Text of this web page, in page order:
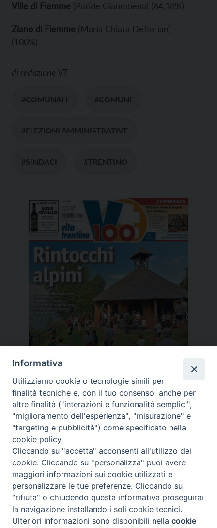
Ville di Fiemme (Paride Gianmoena) (64,18%)
Ziano di Fiemme (Maria Chiara Deflorian)
(100%)
di redazione VT
#COMUNALI #COMUNI
#ELEZIONI AMMINISTRATIVE
#SINDACI #TRENTINO
Preferenze Cookie
Informativa
Utilizziamo cookie o tecnologie simili per
finalità tecniche e, con il tuo consenso, anche per
altre finalità ("interazioni e funzionalità semplici",
"miglioramento dell'esperienza", "misurazione" e
"targeting e pubblicità") come specificato nella
cookie policy.
Cliccando su "accetta" acconsenti all'utilizzo dei
cookie. Cliccando su "personalizza" puoi avere
maggiori informazioni sui cookie utilizzati e
personalizzare le tue preferenze. Cliccando su
"rifiuta" o chiudendo questa informativa proseguirai
la navigazione installando i soli cookie tecnici.
Ulteriori informazioni sono disponibili nellacookie